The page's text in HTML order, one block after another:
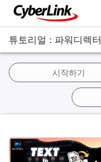
튜토리얼 : 파워디렉터
시작하기